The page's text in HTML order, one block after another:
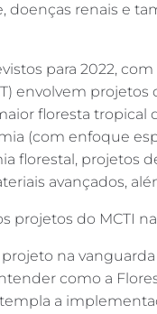
doenças renais e
para 2022,
envolvem
floresta
(com enfoque
florestal, projetos
avançados,
projetos do MCTI
na
como a
a